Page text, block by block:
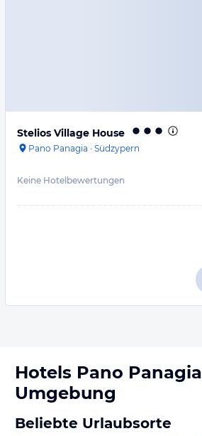
Stelios Village House
Pano Panagia · Südzypern
Keine Hotelbewertungen
Hotels Pano Panagia
Umgebung
Beliebte Urlaubsorte